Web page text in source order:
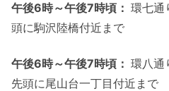
午後6時～午後7時頃： 環七通
頭に駒沢陸橋付近まで
午後6時～午後7時頃： 環八通
先頭に尾山台一丁目付近まで